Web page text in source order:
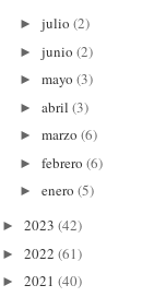
► julio (2)
► junio (2)
► mayo (3)
► abril (3)
► marzo (6)
► febrero (6)
► enero (5)
► 2023 (42)
► 2022 (61)
► 2021 (40)